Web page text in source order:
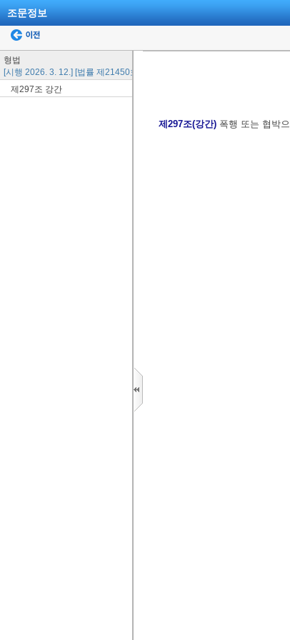
조문정보
형법
[시행 2026. 3. 12.] [법률 제21450호, 2026. 3. 12., 일부개정]
제297조 강간
제297조(강간) 폭행 또는 협박